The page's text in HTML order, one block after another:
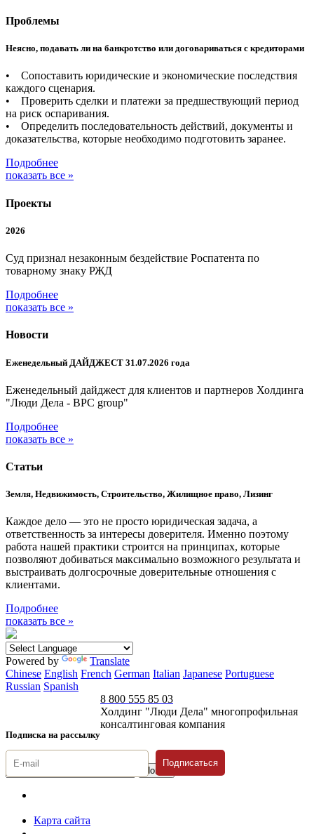
Проблемы
Неясно, подавать ли на банкротство или договариваться с кредиторами
• Сопоставить юридические и экономические последствия
каждого сценария.
• Проверить сделки и платежи за предшествующий период
на риск оспаривания.
• Определить последовательность действий, документы и
доказательства, которые необходимо подготовить заранее.
Подробнее
показать все »
Проекты
2026
Суд признал незаконным бездействие Роспатента по
товарному знаку РЖД
Подробнее
показать все »
Новости
Еженедельный ДАЙДЖЕСТ 31.07.2026 года
Еженедельный дайджест для клиентов и партнеров Холдинга
"Люди Дела - BPC group"
Подробнее
показать все »
Статьи
Земля, Недвижимость, Строительство, Жилищное право, Лизинг
Каждое дело — это не просто юридическая задача, а
ответственность за интересы доверителя. Именно поэтому
работа нашей практики строится на принципах, которые
позволяют добиваться максимально возможного результата и
выстраивать долгосрочные доверительные отношения с
клиентами.
Подробнее
показать все »
Powered by
Translate
Chinese English French German Italian Japanese Portuguese
Russian Spanish
Подписка на рассылку
8 800 555 85 03
Холдинг "Люди Дела" многопрофильная
консалтинговая компания
Подписаться
Карта сайта